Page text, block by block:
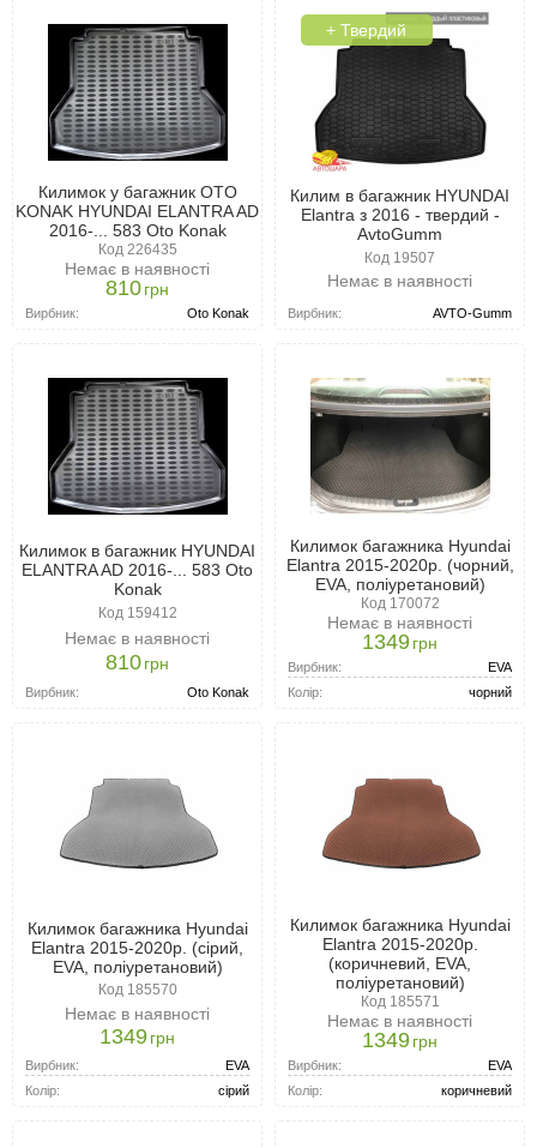
Килимок у багажник OTO
KONAK HYUNDAI ELANTRA AD
2016-... 583 Oto Konak
Код 226435
Немає в наявності
810грн
Вирбник: Oto Konak
+ Твердий
Килим в багажник HYUNDAI
Elantra з 2016 - твердий -
AvtoGumm
Код 19507
Немає в наявності
Вирбник: AVTO-Gumm
Килимок в багажник HYUNDAI
ELANTRA AD 2016-... 583 Oto
Konak
Код 159412
Немає в наявності
810грн
Вирбник: Oto Konak
Килимок багажника Hyundai
Elantra 2015-2020р. (чорний,
EVA, поліуретановий)
Код 170072
Немає в наявності
1349грн
Вирбник:
EVA
Колір:
чорний
Килимок багажника Hyundai
Elantra 2015-2020р. (сірий,
EVA, поліуретановий)
Код 185570
Немає в наявності
1349грн
Вирбник:
EVA
Колір:
сірий
Килимок багажника Hyundai
Elantra 2015-2020р.
(коричневий, EVA,
поліуретановий)
Код 185571
Немає в наявності
1349грн
Вирбник:
EVA
Колір:
коричневий